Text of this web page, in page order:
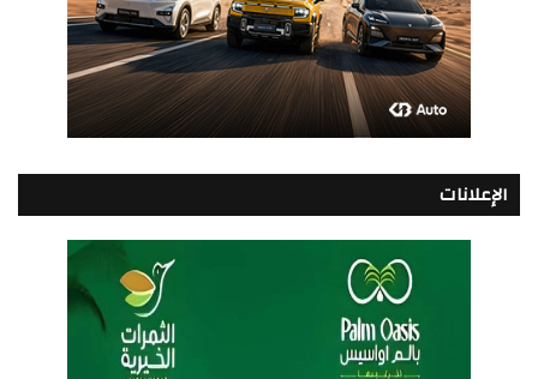
الإعلانات